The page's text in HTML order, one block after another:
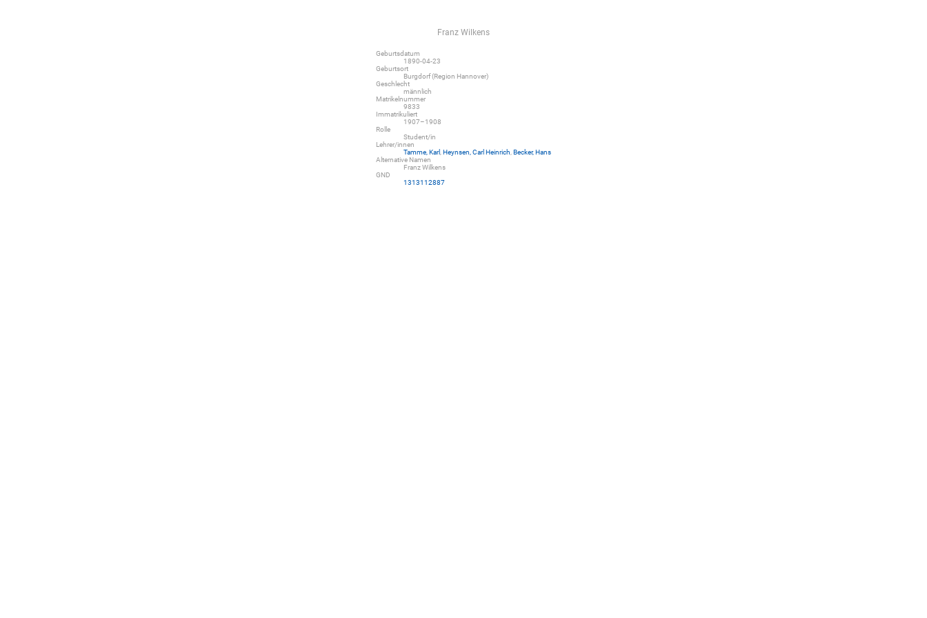
Franz Wilkens
Geburtsdatum
1890-04-23
Geburtsort
Burgdorf (Region Hannover)
Geschlecht
männlich
Matrikelnummer
9833
Immatrikuliert
1907–1908
Rolle
Student/in
Lehrer/innen
Tamme, Karl Heynsen, Carl Heinrich Becker, Hans
Alternative Namen
Franz Wilkens
GND
1313112887